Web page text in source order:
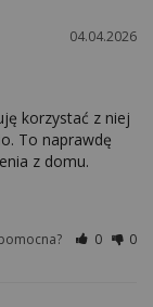
04.04.2026
korzystać z niej
To naprawdę
z domu.
0 0